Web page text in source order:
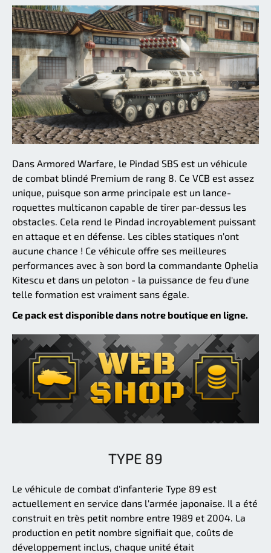
Dans Armored Warfare, le Pindad SBS est un véhicule
de combat blindé Premium de rang 8. Ce VCB est assez
unique, puisque son arme principale est un lance-
roquettes multicanon capable de tirer par-dessus les
obstacles. Cela rend le Pindad incroyablement puissant
en attaque et en défense. Les cibles statiques n'ont
aucune chance ! Ce véhicule offre ses meilleures
performances avec à son bord la commandante Ophelia
Kitescu et dans un peloton - la puissance de feu d'une
telle formation est vraiment sans égale.
Ce pack est disponible dans notre boutique en ligne.
TYPE 89
Le véhicule de combat d'infanterie Type 89 est
actuellement en service dans l'armée japonaise. Il a été
construit en très petit nombre entre 1989 et 2004. La
production en petit nombre signifiait que, coûts de
développement inclus, chaque unité était